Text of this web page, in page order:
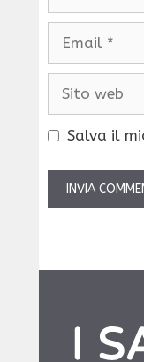
Salva il